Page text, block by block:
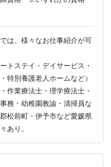
は、様々なお仕事紹介が可
トステイ・デイサービス・
特別養護老人ホームなど）
作業療法士・理学療法士・
務・幼稚園教諭・清掃員な
松前町・伊予市など愛媛県
あり。